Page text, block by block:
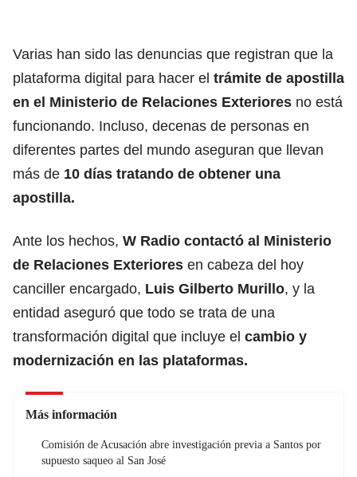
Varias han sido las denuncias que registran que la
plataforma digital para hacer el trámite de apostilla
en el Ministerio de Relaciones Exteriores no está
funcionando. Incluso, decenas de personas en
diferentes partes del mundo aseguran que llevan
más de 10 días tratando de obtener una
apostilla.
Ante los hechos, W Radio contactó al Ministerio
de Relaciones Exteriores en cabeza del hoy
canciller encargado, Luis Gilberto Murillo, y la
entidad aseguró que todo se trata de una
transformación digital que incluye el cambio y
modernización en las plataformas.
Más información
Comisión de Acusación abre investigación previa a Santos por
supuesto saqueo al San José